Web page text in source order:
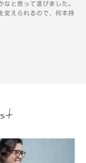
なと思って選びました。
変えられるので、何本持